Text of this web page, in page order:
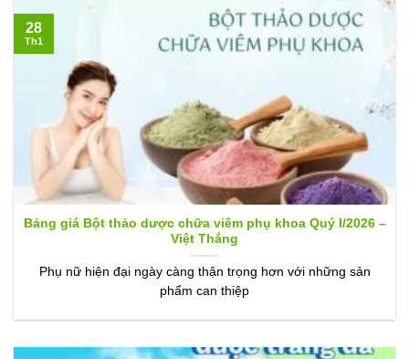
Bảng giá Bột thảo dược chữa viêm phụ khoa Quý I/2026 –
Việt Thắng
Phụ nữ hiện đại ngày càng thận trọng hơn với những sản
phẩm can thiệp
28
Th1